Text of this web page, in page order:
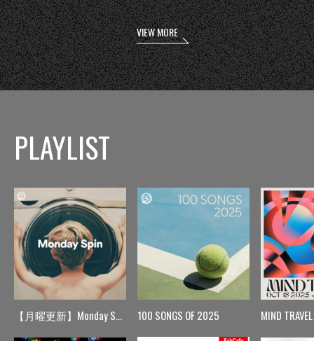
VIEW MORE
PLAYLIST
【月曜更新】Monday Spin 100 SONGS OF 2025 MIND TRAVEL